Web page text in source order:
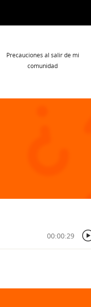
Precauciones al salir de mi
comunidad
00:00:29